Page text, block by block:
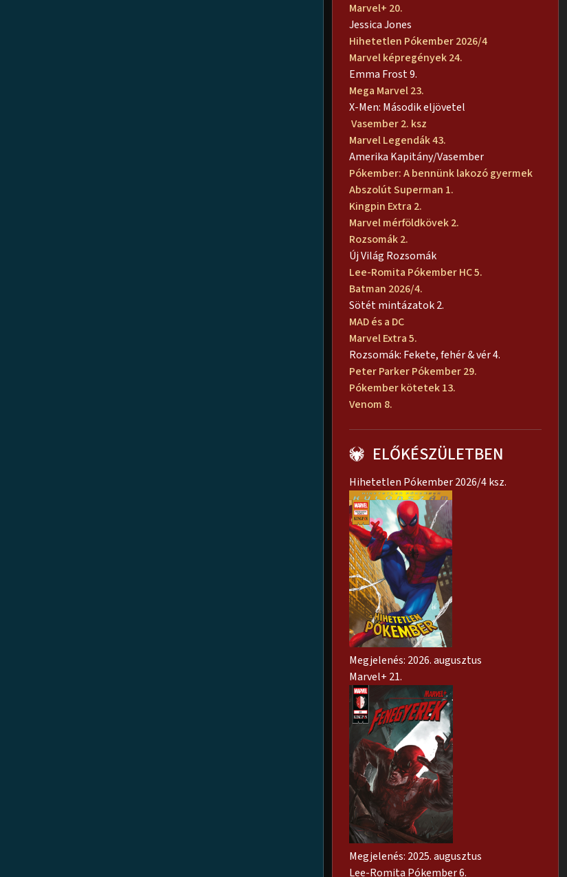
Marvel+ 20.
Jessica Jones
Hihetetlen Pókember 2026/4
Marvel képregények 24.
Emma Frost 9.
Mega Marvel 23.
X-Men: Második eljövetel
Vasember 2. ksz
Marvel Legendák 43.
Amerika Kapitány/Vasember
Pókember: A bennünk lakozó gyermek
Abszolút Superman 1.
Kingpin Extra 2.
Marvel mérföldkövek 2.
Rozsomák 2.
Új Világ Rozsomák
Lee-Romita Pókember HC 5.
Batman 2026/4.
Sötét mintázatok 2.
MAD és a DC
Marvel Extra 5.
Rozsomák: Fekete, fehér & vér 4.
Peter Parker Pókember 29.
Pókember kötetek 13.
Venom 8.
ELŐKÉSZÜLETBEN
Hihetetlen Pókember 2026/4 ksz.
Megjelenés: 2026. augusztus
Marvel+ 21.
Megjelenés: 2025. augusztus
Lee-Romita Pókember 6.